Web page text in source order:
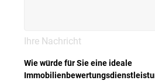
Ihre Nachricht
Wie würde für Sie eine ideale